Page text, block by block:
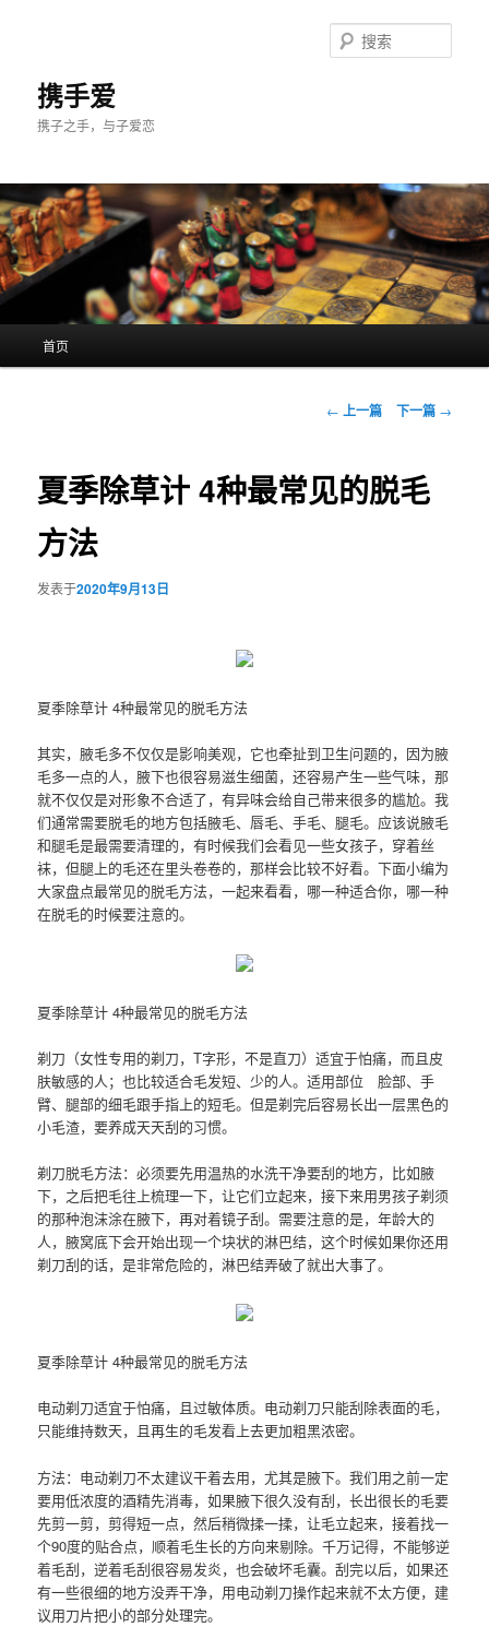
携手爱
携子之手，与子爱恋
索
首页
文
航
← 上一篇 下一篇 →
夏季除草计 4种最常见的脱毛
方法
发表于2020年9月13日
夏季除草计 4种最常见的脱毛方法
其实，腋毛多不仅仅是影响美观，它也牵扯到卫生问题的，因为腋
毛多一点的人，腋下也很容易滋生细菌，还容易产生一些气味，那
就不仅仅是对形象不合适了，有异味会给自己带来很多的尴尬。我
们通常需要脱毛的地方包括腋毛、唇毛、手毛、腿毛。应该说腋毛
和腿毛是最需要清理的，有时候我们会看见一些女孩子，穿着丝
袜，但腿上的毛还在里头卷卷的，那样会比较不好看。下面小编为
大家盘点最常见的脱毛方法，一起来看看，哪一种适合你，哪一种
在脱毛的时候要注意的。
夏季除草计 4种最常见的脱毛方法
剃刀（女性专用的剃刀，T字形，不是直刀）适宜于怕痛，而且皮
肤敏感的人；也比较适合毛发短、少的人。适用部位 脸部、手
臂、腿部的细毛跟手指上的短毛。但是剃完后容易长出一层黑色的
小毛渣，要养成天天刮的习惯。
剃刀脱毛方法：必须要先用温热的水洗干净要刮的地方，比如腋
下，之后把毛往上梳理一下，让它们立起来，接下来用男孩子剃须
的那种泡沫涂在腋下，再对着镜子刮。需要注意的是，年龄大的
人，腋窝底下会开始出现一个块状的淋巴结，这个时候如果你还用
剃刀刮的话，是非常危险的，淋巴结弄破了就出大事了。
夏季除草计 4种最常见的脱毛方法
电动剃刀适宜于怕痛，且过敏体质。电动剃刀只能刮除表面的毛，
只能维持数天，且再生的毛发看上去更加粗黑浓密。
方法：电动剃刀不太建议干着去用，尤其是腋下。我们用之前一定
要用低浓度的酒精先消毒，如果腋下很久没有刮，长出很长的毛要
先剪一剪，剪得短一点，然后稍微揉一揉，让毛立起来，接着找一
个90度的贴合点，顺着毛生长的方向来剔除。千万记得，不能够逆
着毛刮，逆着毛刮很容易发炎，也会破坏毛囊。刮完以后，如果还
有一些很细的地方没弄干净，用电动剃刀操作起来就不太方便，建
议用刀片把小的部分处理完。